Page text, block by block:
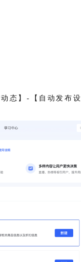
态】-【自动发布设